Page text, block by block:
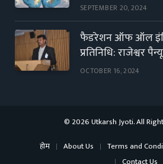
SEPTEMBER 20, 2024
फैडरेशन ऑफ ऑल
प्रतिनिधि: राजेश्वर
OCTOBER 16, 2024
© 2026 Utkarsh Jyoti. All
होम
About Us Terms and